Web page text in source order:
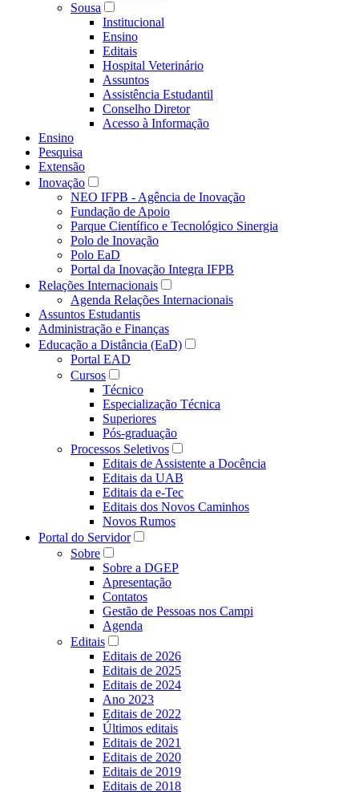
Sousa
Institucional
Ensino
Editais
Hospital Veterinário
Assuntos
Assistência Estudantil
Conselho Diretor
Acesso à Informação
Ensino
Pesquisa
Extensão
Inovação
NEO IFPB - Agência de Inovação
Fundação de Apoio
Parque Científico e Tecnológico Sinergia
Polo de Inovação
Polo EaD
Portal da Inovação Integra IFPB
Relações Internacionais
Agenda Relações Internacionais
Assuntos Estudantis
Administração e Finanças
Educação a Distância (EaD)
Portal EAD
Cursos
Técnico
Especialização Técnica
Superiores
Pós-graduação
Processos Seletivos
Editais de Assistente a Docência
Editais da UAB
Editais da e-Tec
Editais dos Novos Caminhos
Novos Rumos
Portal do Servidor
Sobre
Sobre a DGEP
Apresentação
Contatos
Gestão de Pessoas nos Campi
Agenda
Editais
Editais de 2026
Editais de 2025
Editais de 2024
Ano 2023
Editais de 2022
Últimos editais
Editais de 2021
Editais de 2020
Editais de 2019
Editais de 2018